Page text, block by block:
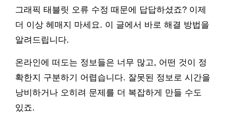
그래픽 태블릿 오류 수정 때문에 답답하셨죠? 이제
더 이상 헤매지 마세요. 이 글에서 바로 해결 방법을
알려드립니다.
온라인에 떠도는 정보들은 너무 많고, 어떤 것이 정
확한지 구분하기 어렵습니다. 잘못된 정보로 시간을
낭비하거나 오히려 문제를 더 복잡하게 만들 수도
있죠.